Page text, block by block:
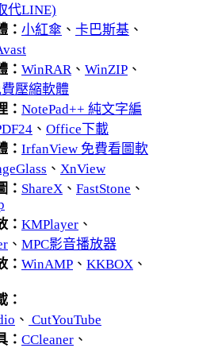
代LINE)
： 小紅傘 、 卡巴斯基 、
： WinRAR 、 WinZIP 、
費壓縮軟體
： NotePad++ 純文字編
、 Office下載
： IrfanView 免費看圖軟
、 XnView
： ShareX 、 FastStone 、
： KMPlayer 、
、 MPC影音播放器
： WinAMP 、 KKBOX 、
：
、 CutYouTube
： CCleaner 、